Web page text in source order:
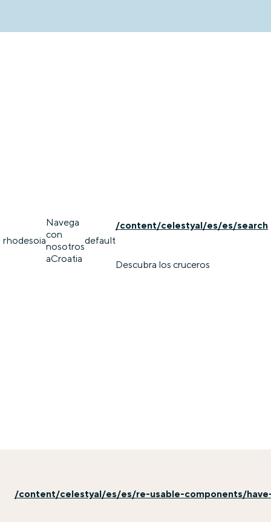
rhodesoia
Navega
con
nosotros
aCroatia
default
/content/celestyal/es/es/search
Descubra los cruceros
/content/celestyal/es/es/re-usable-components/